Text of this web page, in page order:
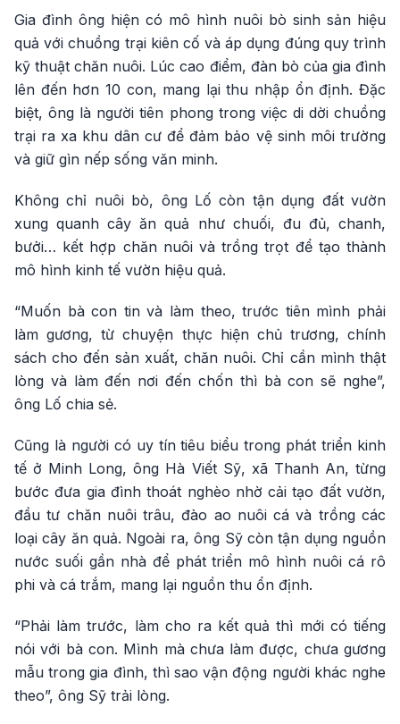
Gia đình ông hiện có mô hình nuôi bò sinh sản hiệu
quả với chuồng trại kiên cố và áp dụng đúng quy trình
kỹ thuật chăn nuôi. Lúc cao điểm, đàn bò của gia đình
lên đến hơn 10 con, mang lại thu nhập ổn định. Đặc
biệt, ông là người tiên phong trong việc di dời chuồng
trại ra xa khu dân cư để đảm bảo vệ sinh môi trường
và giữ gìn nếp sống văn minh.
Không chỉ nuôi bò, ông Lố còn tận dụng đất vườn
xung quanh cây ăn quả như chuối, đu đủ, chanh,
bưởi… kết hợp chăn nuôi và trồng trọt để tạo thành
mô hình kinh tế vườn hiệu quả.
“Muốn bà con tin và làm theo, trước tiên mình phải
làm gương, từ chuyện thực hiện chủ trương, chính
sách cho đến sản xuất, chăn nuôi. Chỉ cần mình thật
lòng và làm đến nơi đến chốn thì bà con sẽ nghe”,
ông Lố chia sẻ.
Cũng là người có uy tín tiêu biểu trong phát triển kinh
tế ở Minh Long, ông Hà Viết Sỹ, xã Thanh An, từng
bước đưa gia đình thoát nghèo nhờ cải tạo đất vườn,
đầu tư chăn nuôi trâu, đào ao nuôi cá và trồng các
loại cây ăn quả. Ngoài ra, ông Sỹ còn tận dụng nguồn
nước suối gần nhà để phát triển mô hình nuôi cá rô
phi và cá trắm, mang lại nguồn thu ổn định.
“Phải làm trước, làm cho ra kết quả thì mới có tiếng
nói với bà con. Mình mà chưa làm được, chưa gương
mẫu trong gia đình, thì sao vận động người khác nghe
theo”, ông Sỹ trải lòng.